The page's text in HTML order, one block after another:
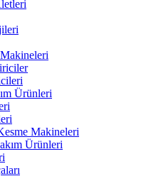
Ürünleri
Makineleri
Ürünleri